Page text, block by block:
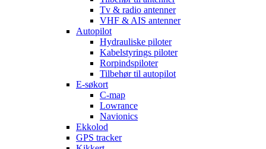
Tv & radio antenner
VHF & AIS antenner
Autopilot
Hydrauliske piloter
Kabelstyrings piloter
Rorpindspiloter
Tilbehør til autopilot
E-søkort
C-map
Lowrance
Navionics
Ekkolod
GPS tracker